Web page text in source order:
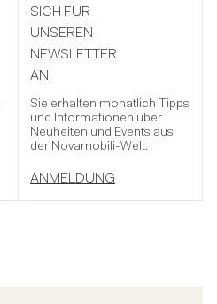
SICH FÜR
UNSEREN
NEWSLETTER
AN!
Sie erhalten monatlich Tipps
und Informationen über
Neuheiten und Events aus
der Novamobili-Welt.
ANMELDUNG